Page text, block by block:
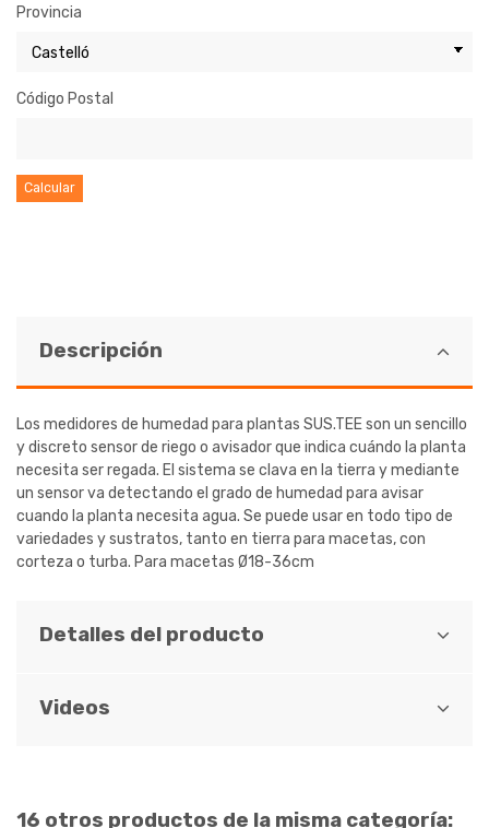
Provincia
Código Postal
Calcular
Descripción
Los medidores de humedad para plantas SUS.TEE son un sencillo
y discreto sensor de riego o avisador que indica cuándo la planta
necesita ser regada. El sistema se clava en la tierra y mediante
un sensor va detectando el grado de humedad para avisar
cuando la planta necesita agua. Se puede usar en todo tipo de
variedades y sustratos, tanto en tierra para macetas, con
corteza o turba. Para macetas Ø18-36cm
Detalles del producto
Videos
16 otros productos de la misma categoría: